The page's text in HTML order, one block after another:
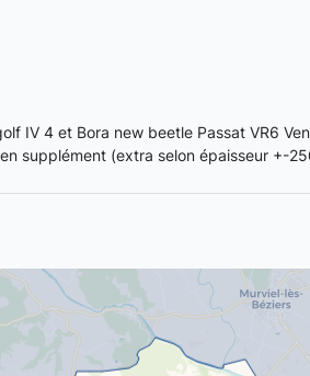
IV 4 et Bora new beetle Passat VR6
supplément (extra selon épaisseur +-